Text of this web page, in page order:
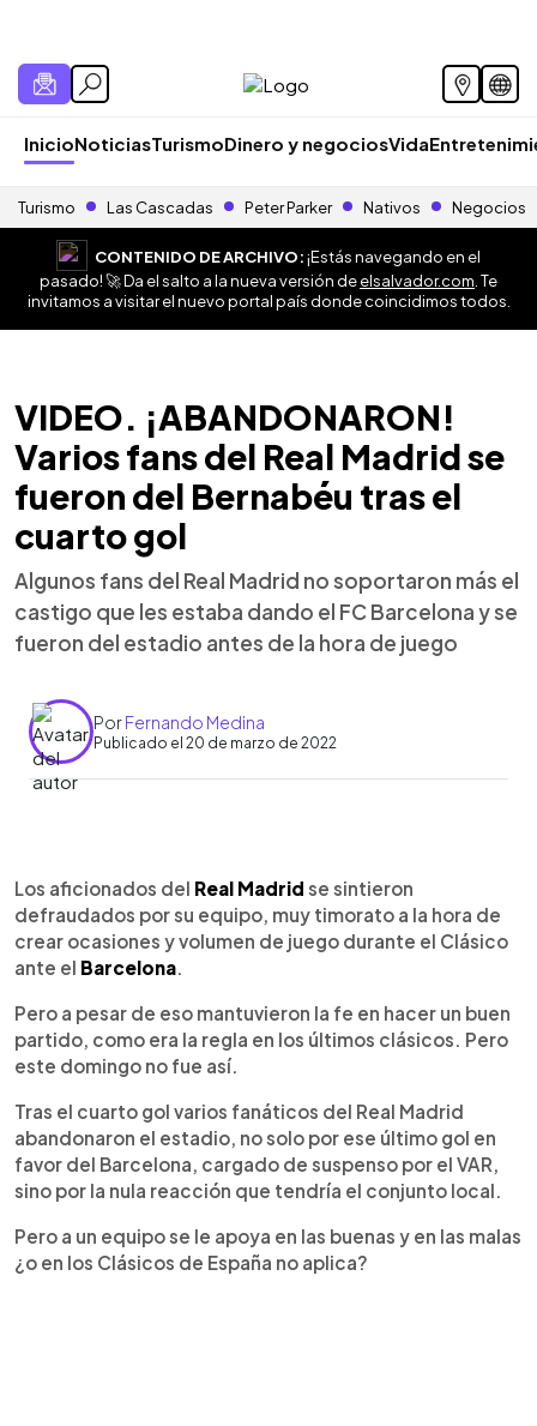
InicioNoticiasTurismoDinero y negociosVida
Turismo Las Cascadas Peter Parker Nativos Negocios
CONTENIDO DE ARCHIVO:¡Estás navegando en el
pasado! 🚀 Da el salto a la nueva versión deelsalvador.com . Te
invitamos a visitar el nuevo portal país donde coincidimos todos.
VIDEO. ¡ABANDONARON!
Varios fans del Real Madrid se
fueron del Bernabéu tras el
cuarto gol
Algunos fans del Real Madrid no soportaron más el
castigo que les estaba dando el FC Barcelona y se
fueron del estadio antes de la hora de juego
PorFernando Medina
Publicado el 20 de marzo de 2022
► Escuchar artículo
Los aficionados del Real Madrid se sintieron
defraudados por su equipo, muy timorato a la hora de
crear ocasiones y volumen de juego durante el Clásico
ante el Barcelona.
Pero a pesar de eso mantuvieron la fe en hacer un buen
partido, como era la regla en los últimos clásicos. Pero
este domingo no fue así.
Tras el cuarto gol varios fanáticos del Real Madrid
abandonaron el estadio, no solo por ese último gol en
favor del Barcelona, cargado de suspenso por el VAR,
sino por la nula reacción que tendría el conjunto local.
Pero a un equipo se le apoya en las buenas y en las malas
¿o en los Clásicos de España no aplica?